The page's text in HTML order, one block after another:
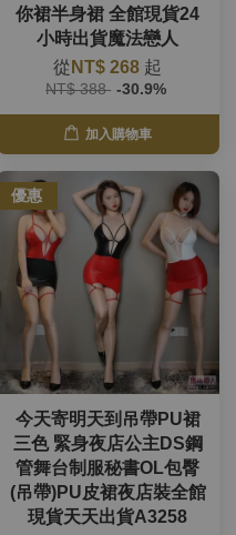
你裙半身裙 全館現貨24
小時出貨魔法戀人
從 NT$ 268 起
NT$ 388 -30.9%
加入購物車
優惠
今天寄明天到吊帶PU裙
三色 緊身夜店公主DS鋼
管舞台制服秘書OL包臀
(吊帶)PU皮裙夜店裝全館
現貨天天出貨A3258